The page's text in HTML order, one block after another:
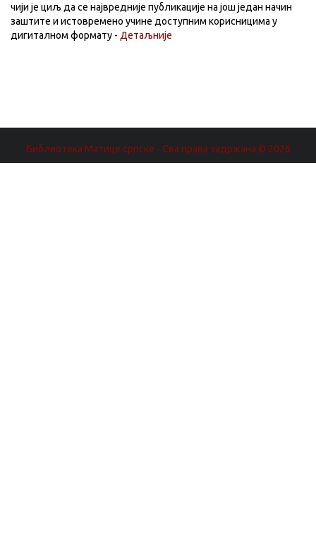
чији је циљ да се највредније публикације на још један начин
заштите и истовремено учине доступним корисницима у
дигиталном формату - Детаљније
Библиотека Матице српске - Сва права задржана.© 2026